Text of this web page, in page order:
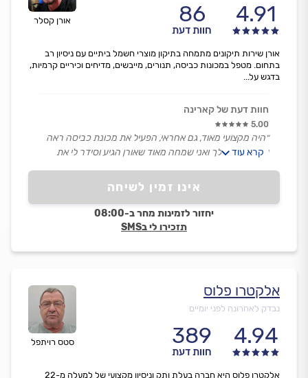
אורן קסלר 4.91
86
חוות דעת
אינו זמין לשיחה
יחזור לזמינות מחר ב-08:00
תזכירו לי בSMS
אורן שירות תיקונים מתמחה בתיקון מוצרי חשמל ביתיים עם ניסיון רב
בתחום. מטפל במכונות כביסה, תנורים, מייבשים, מדיחים וכיריים קרמיות,
בדגש על...
חוות דעת של קארינה
5.00
״היה מקצועי מאוד, גם אחראי, הפעיל את מכונת כביסה ראה
שעובד ואז הלך ואני שמחה מאוד שאורן הגיע וסידר לי את
קרא עוד
סטס רויתפל
אלקטרו פלוס
נבדק לאחרונה לפני יומיים
4.94
389
חוות דעת
אלקטרו פלוס היא חברה בעלת ותק וניסיון מקצועי של למעלה מ-22